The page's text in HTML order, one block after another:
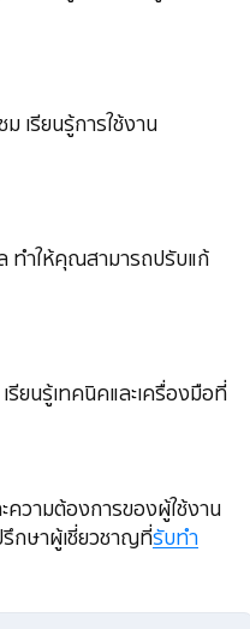
เรียนรู้การใช้งาน
ทำให้คุณสามารถปรับแก้
ยนรู้เทคนิคและเครื่องมือที่
ความต้องการของผู้ใช้งาน
รึกษาผู้เชี่ยวชาญที่รับทำ